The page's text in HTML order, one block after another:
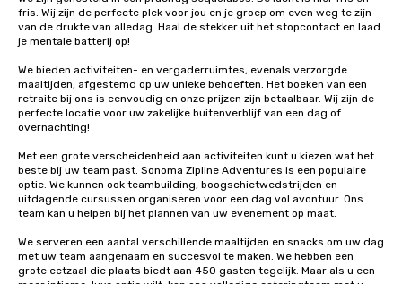
fris. Wij zijn de perfecte plek voor jou en je groep om even weg te zijn
van de drukte van alledag. Haal de stekker uit het stopcontact en laad
je mentale batterij op!
We bieden activiteiten- en vergaderruimtes, evenals verzorgde
maaltijden, afgestemd op uw unieke behoeften. Het boeken van een
retraite bij ons is eenvoudig en onze prijzen zijn betaalbaar. Wij zijn de
perfecte locatie voor uw zakelijke buitenverblijf van een dag of
overnachting!
Met een grote verscheidenheid aan activiteiten kunt u kiezen wat het
beste bij uw team past. Sonoma Zipline Adventures is een populaire
optie. We kunnen ook teambuilding, boogschietwedstrijden en
uitdagende cursussen organiseren voor een dag vol avontuur. Ons
team kan u helpen bij het plannen van uw evenement op maat.
We serveren een aantal verschillende maaltijden en snacks om uw dag
met uw team aangenaam en succesvol te maken. We hebben een
grote eetzaal die plaats biedt aan 450 gasten tegelijk. Maar als u een